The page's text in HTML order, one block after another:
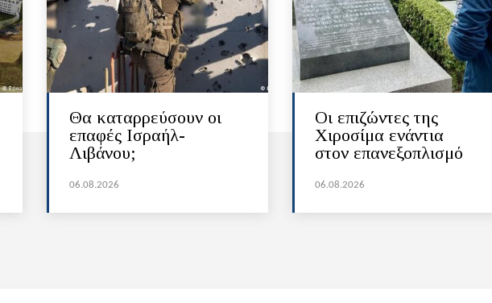
Θα καταρρεύσουν οι
επαφές Ισραήλ-
Λιβάνου;
06.08.2026
Οι επιζώντες της
Χιροσίμα ενάντια
στον επανεξοπλισμό
06.08.2026